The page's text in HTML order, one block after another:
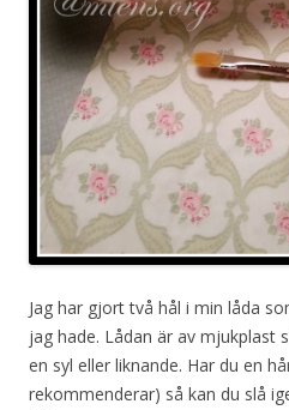
Jag har gjort två hål i min låda
jag hade. Lådan är av mjukplast
en syl eller liknande. Har du en
rekommenderar) så kan du slå